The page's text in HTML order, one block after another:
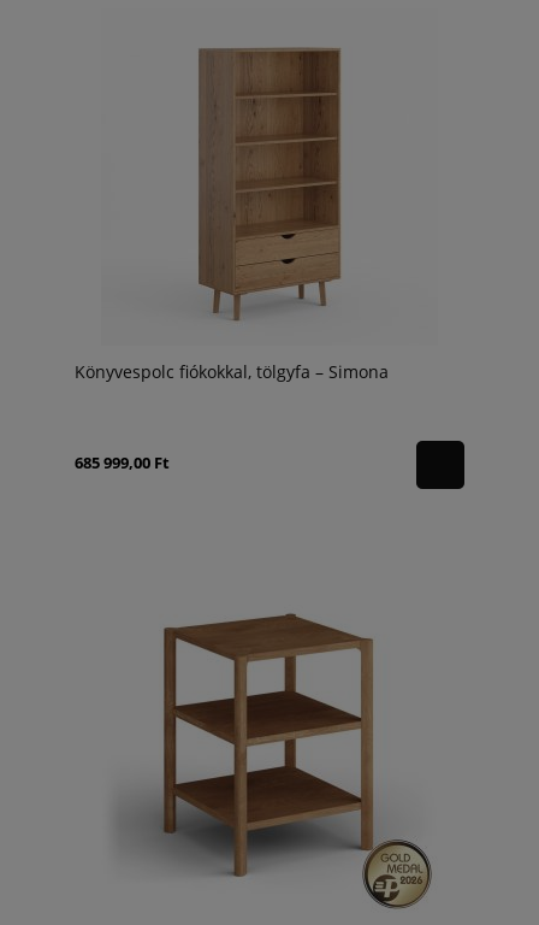
Könyvespolc fiókokkal, tölgyfa – Simona
685 999,00 Ft